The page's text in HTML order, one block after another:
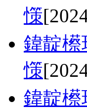
憡
鍏靛櫒
憡
鍏靛櫒